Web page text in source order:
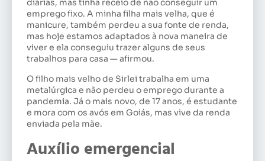
diárias, mas tinha receio de não conseguir um
emprego fixo. A minha filha mais velha, que é
manicure, também perdeu a sua fonte de renda,
mas hoje estamos adaptados à nova maneira de
viver e ela conseguiu trazer alguns de seus
trabalhos para casa — afirmou.
O filho mais velho de Sirlei trabalha em uma
metalúrgica e não perdeu o emprego durante a
pandemia. Já o mais novo, de 17 anos, é estudante
e mora com os avós em Goiás, mas vive da renda
enviada pela mãe.
Auxílio emergencial